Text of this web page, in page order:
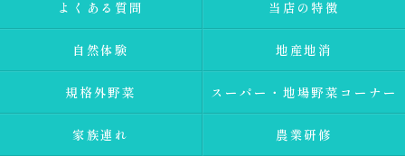
よくある質問 当店の特徴
自然体験 地産地消
規格外野菜 スーパー・地場野菜コーナー
家族連れ 農業研修